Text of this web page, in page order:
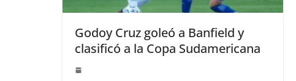
Godoy Cruz goleó a Banfield y
clasificó a la Copa Sudamericana